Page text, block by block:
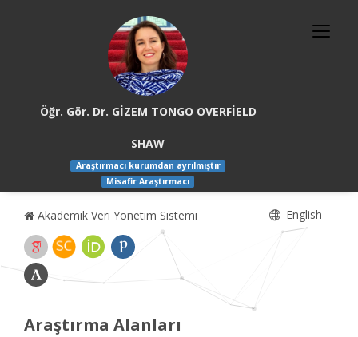
Öğr. Gör. Dr. GİZEM TONGO OVERFİELD
SHAW
Araştırmacı kurumdan ayrılmıştır
Misafir Araştırmacı
Akademik Veri Yönetim Sistemi English
Araştırma Alanları